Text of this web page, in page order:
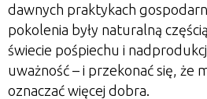
dawnych praktykach
pokolenia były naturalną
świecie pośpiechu i
uważność – i przekonać się, że
oznaczać więcej dobra.